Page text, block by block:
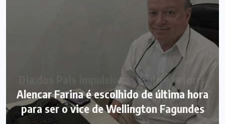
Alencar Farina é escolhido de última hora
para ser o vice de Wellington Fagundes